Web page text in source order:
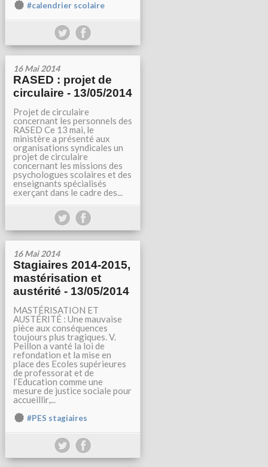
#calendrier scolaire
16 Mai 2014
RASED : projet de
circulaire - 13/05/2014
Projet de circulaire
concernant les personnels des
RASED Ce 13 mai, le
ministère a présenté aux
organisations syndicales un
projet de circulaire
concernant les missions des
psychologues scolaires et des
enseignants spécialisés
exerçant dans le cadre des...
16 Mai 2014
Stagiaires 2014-2015,
mastérisation et
austérité - 13/05/2014
MASTÉRISATION ET
AUSTÉRITÉ : Une mauvaise
pièce aux conséquences
toujours plus tragiques. V.
Peillon a vanté la loi de
refondation et la mise en
place des Ecoles supérieures
de professorat et de
l’Education comme une
mesure de justice sociale pour
accueillir,...
#PES stagiaires